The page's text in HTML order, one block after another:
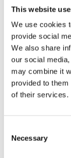
This website
We use cookies
provide social
We also share
our social
may combine it
provided to
of their services.
Necessary
e
o
o
k
Omdömen